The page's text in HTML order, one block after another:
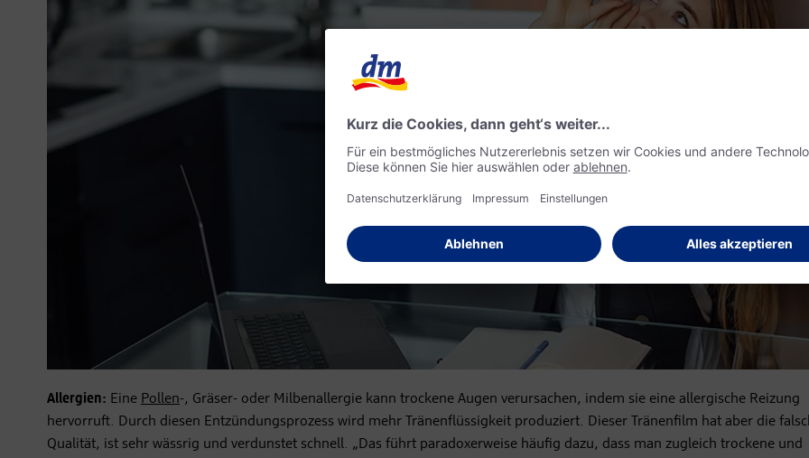
Allergien: Eine Pollen-, Gräser- oder Milbenallergie kann trockene Augen verursachen, indem sie eine allergische Reizung
hervorruft. Durch diesen Entzündungsprozess wird mehr Tränenflüssigkeit produziert. Dieser Tränenfilm hat aber die
Qualität, ist sehr wässrig und verdunstet schnell. „Das führt paradoxerweise häufig dazu, dass man zugleich trockene und